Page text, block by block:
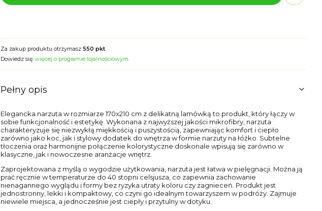
Za zakup produktu otrzymasz 550 pkt.
Dowiedz się więcej o programie lojalnościowym.
Pełny opis
Elegancka narzuta w rozmiarze 170x210 cm z delikatną lamówką to produkt, który łączy w
sobie funkcjonalność i estetykę. Wykonana z najwyższej jakości mikrofibry, narzuta
charakteryzuje się niezwykłą miękkością i puszystością, zapewniając komfort i ciepło
zarówno jako koc, jak i stylowy dodatek do wnętrza w formie narzuty na łóżko. Subtelne
tłoczenia oraz harmonijne połączenie kolorystyczne doskonale wpisują się zarówno w
klasyczne, jak i nowoczesne aranżacje wnętrz.
Zaprojektowana z myślą o wygodzie użytkowania, narzuta jest łatwa w pielęgnacji. Można ją
prać ręcznie w temperaturze do 40 stopni celsjusza, co zapewnia zachowanie
nienagannego wyglądu i formy bez ryzyka utraty koloru czy zagnieceń. Produkt jest
jednostronny, lekki i kompaktowy, co czyni go idealnym towarzyszem w podróży. Zajmuje
niewiele miejsca, a jednocześnie jest ciepły i przytulny w dotyku.